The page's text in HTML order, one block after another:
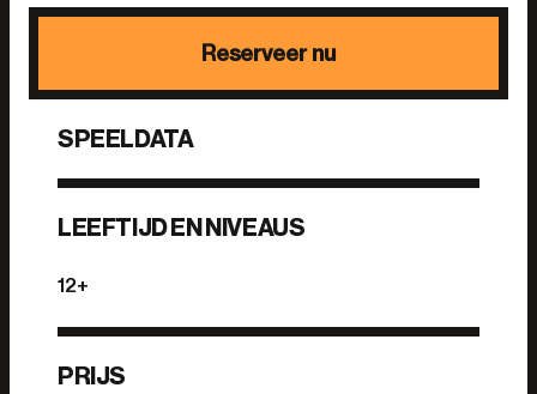
Reserveer nu
SPEELDATA
LEEFTIJD EN NIVEAUS
12+
PRIJS